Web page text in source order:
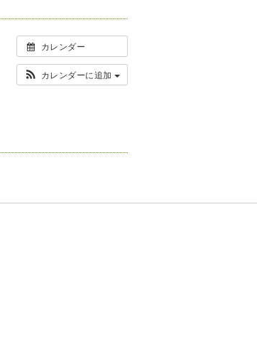
カレンダー
カレンダーに追加